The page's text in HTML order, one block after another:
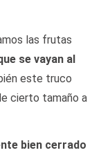
las frutas
se vayan al
este truco
cierto tamaño a
bien cerrado